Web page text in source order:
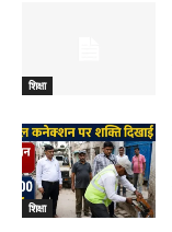
शिक्षा
शिक्षा